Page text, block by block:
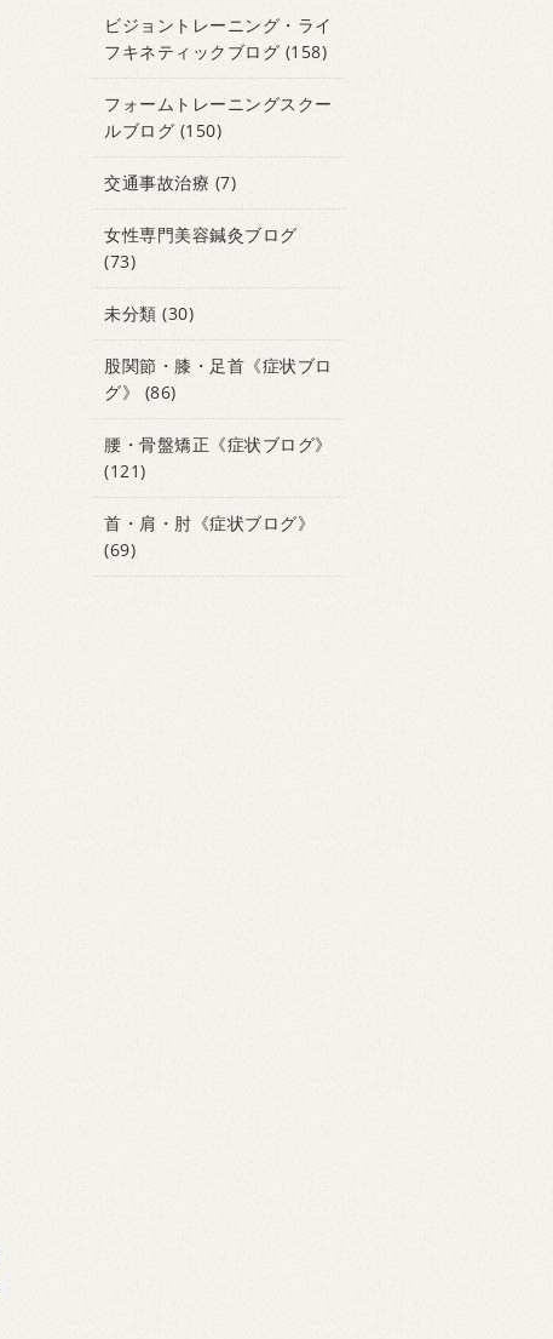
ビジョントレーニング・ライ
フキネティックブログ (158)
フォームトレーニングスクー
ルブログ(150)
交通事故治療 (7)
女性専門美容鍼灸ブログ
(73)
未分類 (30)
股関節・膝・足首《症状ブロ
グ》
(86)
腰・骨盤矯正《症状ブログ》
(121)
首・肩・肘《症状ブログ》
(69)